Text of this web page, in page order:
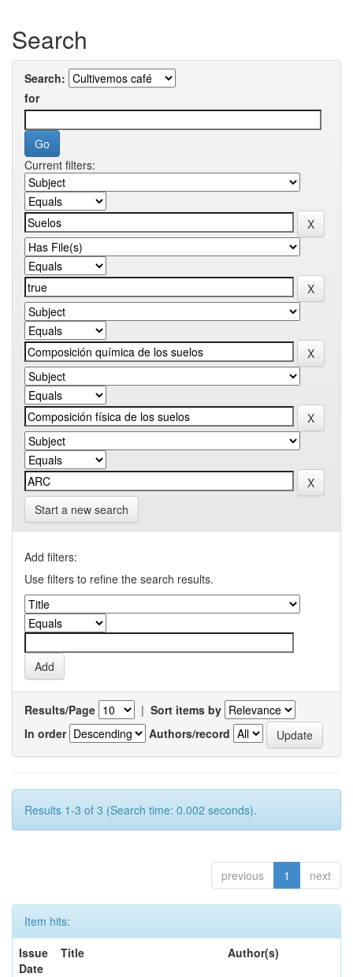
Search
Search:
for
Current filters:
Start a new search
Add filters:
Use filters to refine the search results.
Results/Page | Sort items by
In order
Authors/record
Results 1-3 of 3 (Search time: 0.002 seconds).
previous 1 next
Item hits:
Issue
Date
Title Author(s)